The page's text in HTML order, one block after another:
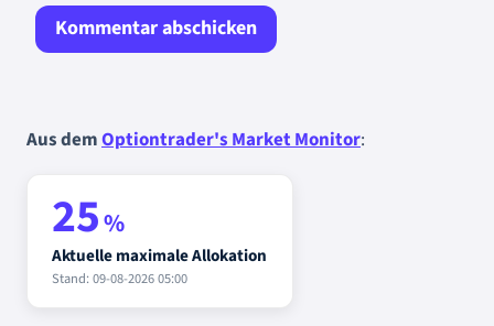
Aus demOptiontrader's Market Monitor:
25%
Aktuelle maximale Allokation
Stand: 09-08-2026 05:00